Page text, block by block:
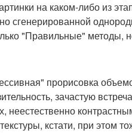
на каком-либо из
сгенерированной
"Правильные" методы,
прорисовка
зачастую
кстати, при этом